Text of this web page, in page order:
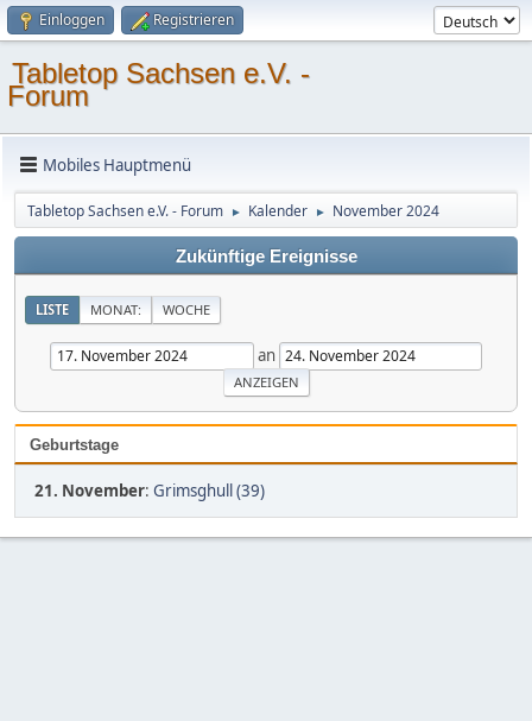
Einloggen Registrieren
Tabletop Sachsen e.V. -
Forum
Mobiles Hauptmenü
Tabletop Sachsen e.V. - Forum ► Kalender ► November 2024
Zukünftige Ereignisse
LISTE MONAT: WOCHE
an
Geburtstage
21. November: Grimsghull (39)